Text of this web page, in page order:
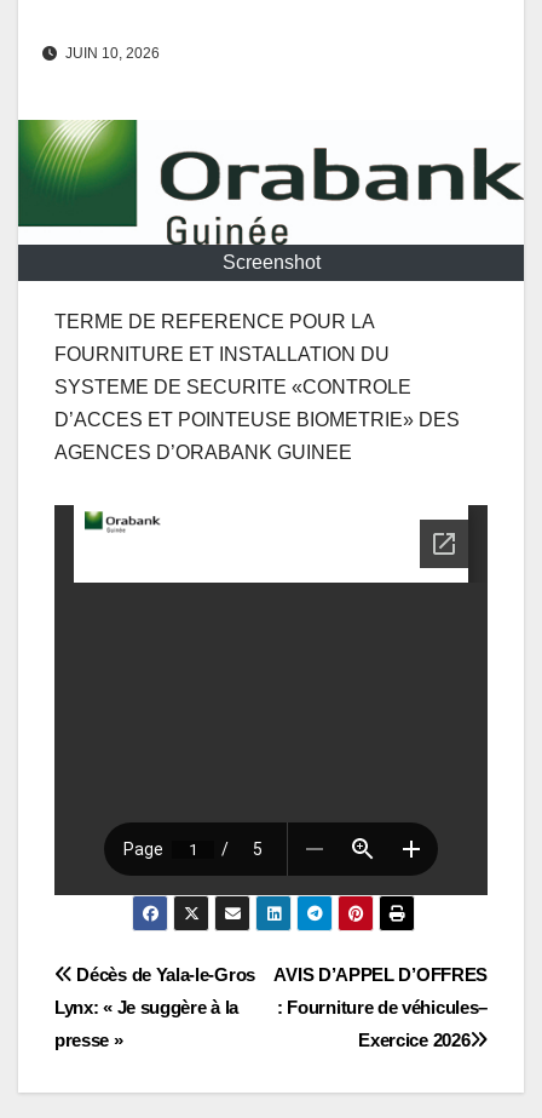
JUIN 10, 2026
Screenshot
TERME DE REFERENCE POUR LA
FOURNITURE ET INSTALLATION DU
SYSTEME DE SECURITE «CONTROLE
D’ACCES ET POINTEUSE BIOMETRIE» DES
AGENCES D’ORABANK GUINEE
Navigation
de
l’article
AVIS D’APPEL D’OFFRES
: Fourniture de véhicules–
Exercice 2026
Décès de Yala-le-Gros
Lynx: « Je suggère à la
presse »